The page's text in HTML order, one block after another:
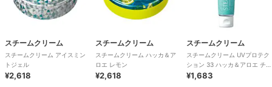
スチームクリーム
スチームクリーム アイスミン
トジェル
¥2,618
スチームクリーム
スチームクリーム ハッカ＆ア
ロエ レモン
¥2,618
スチームクリーム
スチームクリーム UVプロテク
ション 33 ハッカ＆アロエ チュ
ーブ
¥1,683